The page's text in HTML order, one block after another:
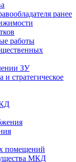
ранее
работы
ЗУ
стратегическое
помещений
МКД